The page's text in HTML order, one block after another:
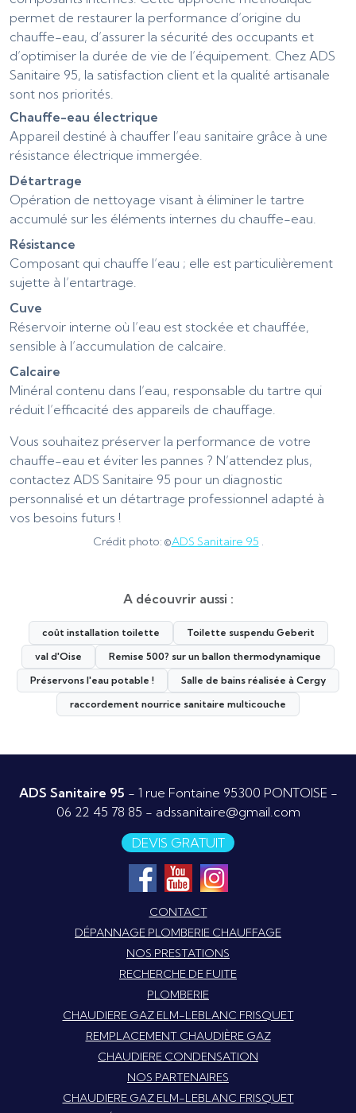
permet de restaurer la performance d’origine du
chauffe-eau, d’assurer la sécurité des occupants et
d’optimiser la durée de vie de l’équipement. Chez ADS
Sanitaire 95, la satisfaction client et la qualité artisanale
sont nos priorités.
Chauffe-eau électrique
Appareil destiné à chauffer l’eau sanitaire grâce à une
résistance électrique immergée.
Détartrage
Opération de nettoyage visant à éliminer le tartre
accumulé sur les éléments internes du chauffe-eau.
Résistance
Composant qui chauffe l’eau ; elle est particulièrement
sujette à l’entartrage.
Cuve
Réservoir interne où l’eau est stockée et chauffée,
sensible à l’accumulation de calcaire.
Calcaire
Minéral contenu dans l’eau, responsable du tartre qui
réduit l’efficacité des appareils de chauffage.
Vous souhaitez préserver la performance de votre
chauffe-eau et éviter les pannes ? N’attendez plus,
contactez ADS Sanitaire 95 pour un diagnostic
personnalisé et un détartrage professionnel adapté à
vos besoins futurs !
Crédit photo: ©ADS Sanitaire 95 .
A découvrir aussi :
coût installation toilette
Toilette suspendu Geberit
val d'Oise
Remise 500? sur un ballon thermodynamique
Préservons l'eau potable !
Salle de bains réalisée à Cergy
raccordement nourrice sanitaire multicouche
ADS Sanitaire 95 - 1 rue Fontaine 95300 PONTOISE -
06 22 45 78 85 - adssanitaire@gmail.com
DEVIS GRATUIT
CONTACT
DÉPANNAGE PLOMBERIE CHAUFFAGE
NOS PRESTATIONS
RECHERCHE DE FUITE
PLOMBERIE
CHAUDIERE GAZ ELM-LEBLANC FRISQUET
REMPLACEMENT CHAUDIÈRE GAZ
CHAUDIERE CONDENSATION
NOS PARTENAIRES
CHAUDIERE GAZ ELM-LEBLANC FRISQUET